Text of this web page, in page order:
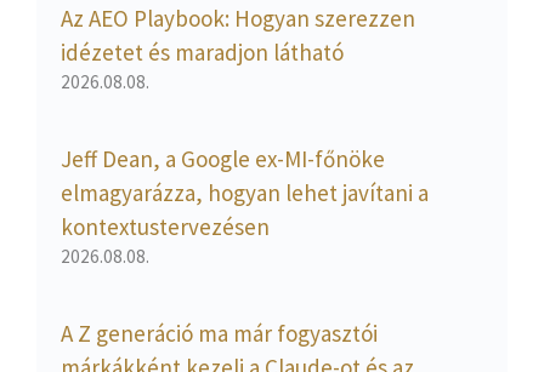
Az AEO Playbook: Hogyan szerezzen
idézetet és maradjon látható
2026.08.08.
Jeff Dean, a Google ex-MI-főnöke
elmagyarázza, hogyan lehet javítani a
kontextustervezésen
2026.08.08.
A Z generáció ma már fogyasztói